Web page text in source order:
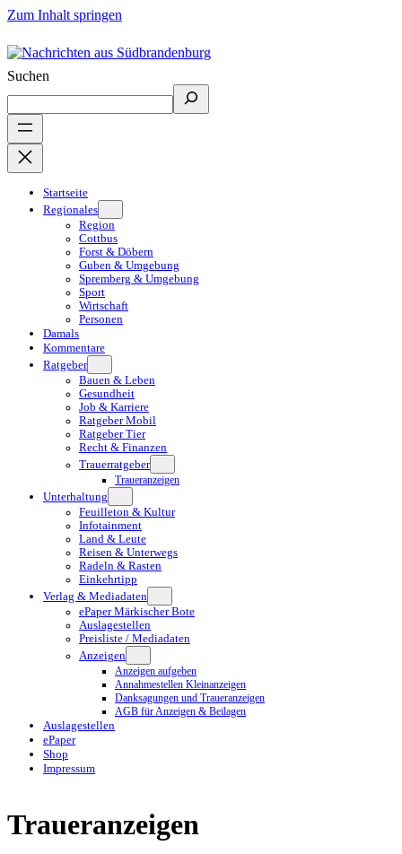
Zum Inhalt springen
Suchen
Startseite
Regionales
Region
Cottbus
Forst & Döbern
Guben & Umgebung
Spremberg & Umgebung
Sport
Wirtschaft
Personen
Damals
Kommentare
Ratgeber
Bauen & Leben
Gesundheit
Job & Karriere
Ratgeber Mobil
Ratgeber Tier
Recht & Finanzen
Trauerratgeber
Traueranzeigen
Unterhaltung
Feuilleton & Kultur
Infotainment
Land & Leute
Reisen & Unterwegs
Radeln & Rasten
Einkehrtipp
Verlag & Mediadaten
ePaper Märkischer Bote
Auslagestellen
Preisliste / Mediadaten
Anzeigen
Anzeigen aufgeben
Annahmestellen Kleinanzeigen
Danksagungen und Traueranzeigen
AGB für Anzeigen & Beilagen
Auslagestellen
ePaper
Shop
Impressum
Traueranzeigen